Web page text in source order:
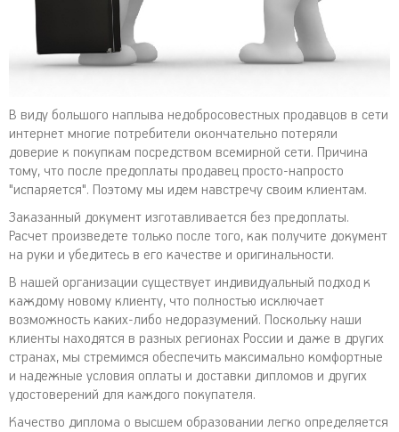
В виду большого наплыва недобросовестных продавцов в сети
интернет многие потребители окончательно потеряли
доверие к покупкам посредством всемирной сети. Причина
тому, что после предоплаты продавец просто-напросто
"испаряется". Поэтому мы идем навстречу своим клиентам.
Заказанный документ изготавливается без предоплаты.
Расчет произведете только после того, как получите документ
на руки и убедитесь в его качестве и оригинальности.
В нашей организации существует индивидуальный подход к
каждому новому клиенту, что полностью исключает
возможность каких-либо недоразумений. Поскольку наши
клиенты находятся в разных регионах России и даже в других
странах, мы стремимся обеспечить максимально комфортные
и надежные условия оплаты и доставки дипломов и других
удостоверений для каждого покупателя.
Качество диплома о высшем образовании легко определяется